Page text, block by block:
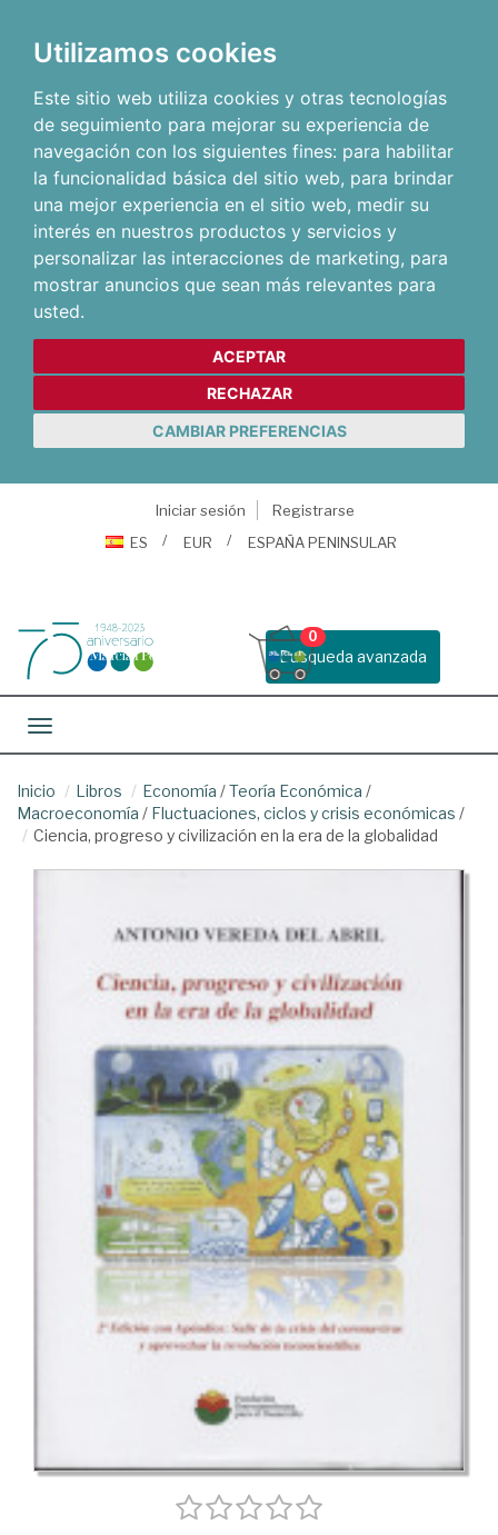
Utilizamos cookies
Este sitio web utiliza cookies y otras tecnologías
de seguimiento para mejorar su experiencia de
navegación con los siguientes fines: para habilitar
la funcionalidad básica del sitio web, para brindar
una mejor experiencia en el sitio web, medir su
interés en nuestros productos y servicios y
personalizar las interacciones de marketing, para
mostrar anuncios que sean más relevantes para
usted.
ACEPTAR
RECHAZAR
CAMBIAR PREFERENCIAS
Iniciar sesión
Registrarse
ES
EUR ESPAÑA PENINSULAR
Busqueda avanzada
0
Toggle navigation
Inicio Libros Economía /Teoría Económica /
Macroeconomía / Fluctuaciones, ciclos y crisis económicas /
Ciencia, progreso y civilización en la era de la globalidad